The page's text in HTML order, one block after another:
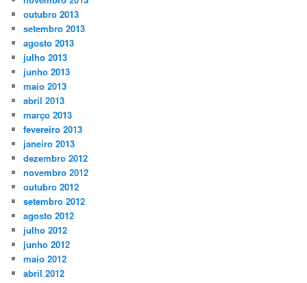
outubro 2013
setembro 2013
agosto 2013
julho 2013
junho 2013
maio 2013
abril 2013
março 2013
fevereiro 2013
janeiro 2013
dezembro 2012
novembro 2012
outubro 2012
setembro 2012
agosto 2012
julho 2012
junho 2012
maio 2012
abril 2012